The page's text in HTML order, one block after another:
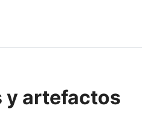
y artefactos